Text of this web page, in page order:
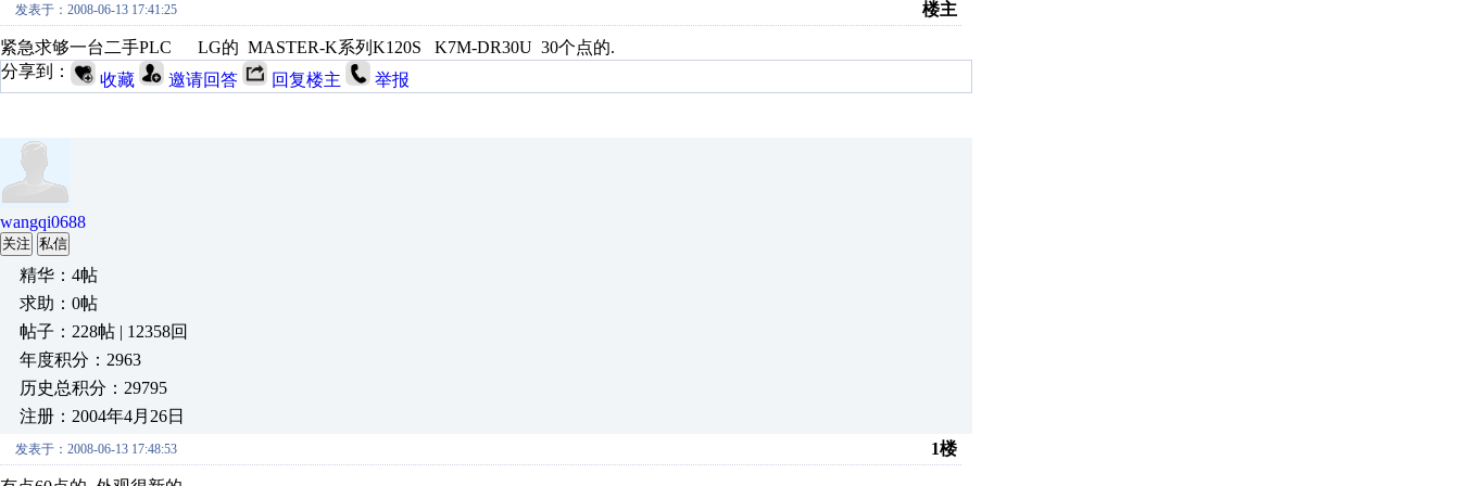
发表于：2008-06-13 17:41:25 楼主
紧急求够一台二手PLC LG的 MASTER-K系列K120S K7M-DR30U 30个点的.
分享到：
收藏 邀请回答 回复楼主 举报
wangqi0688
关注 私信
精华：4帖
求助：0帖
帖子：228帖 | 12358回
年度积分：2963
历史总积分：29795
注册：2004年4月26日
发表于：2008-06-13 17:48:53 1楼